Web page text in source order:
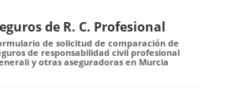
de R. C. Profesional
de solicitud de comparación de
de responsabilidad civil profesional
y otras aseguradoras en Murcia